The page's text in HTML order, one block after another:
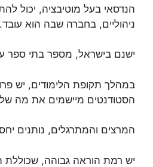
הנדסאי בעל מוטיבציה, יכול
ניהוליים, בחברה שבה הוא עובד.
ישנם בישראל, מספר בתי ספר
במהלך תקופת הלימודים, יש
הסטודנטים מיישמים את מה
המרצים והמתרגלים, נותנים
יש רמת הוראה גבוהה,